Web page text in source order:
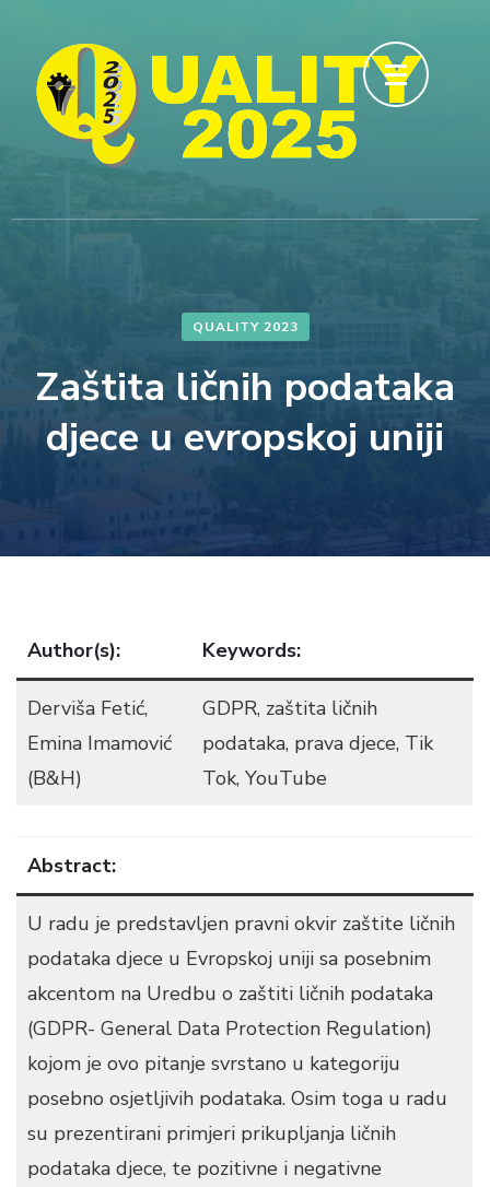
content
(Press
QUALITY 2023
Zaštita ličnih podataka
djece u evropskoj uniji
Author(s): Keywords:
Derviša Fetić,
Emina Imamović
(B&H)
GDPR, zaštita ličnih
podataka, prava djece, Tik
Tok, YouTube
Abstract:
U radu je predstavljen pravni okvir zaštite ličnih
podataka djece u Evropskoj uniji sa posebnim
akcentom na Uredbu o zaštiti ličnih podataka
(GDPR- General Data Protection Regulation)
kojom je ovo pitanje svrstano u kategoriju
posebno osjetljivih podataka. Osim toga u radu
su prezentirani primjeri prikupljanja ličnih
podataka djece, te pozitivne i negativne